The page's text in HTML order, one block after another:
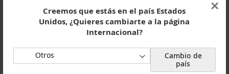
Creemos que estás en el país Estados
Unidos, ¿Quieres cambiarte a la página
Internacional?
Cambio de
país
×
Manejo del trauma en
espacios judiciales
Añadir al carrito
Buenos tratos y derechos de
la niñez
Añadir al carrito